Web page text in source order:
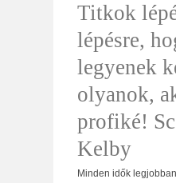
Titkok
lépésre,
legyenek
olyanok,
profiké!
Kelby
Minden idők